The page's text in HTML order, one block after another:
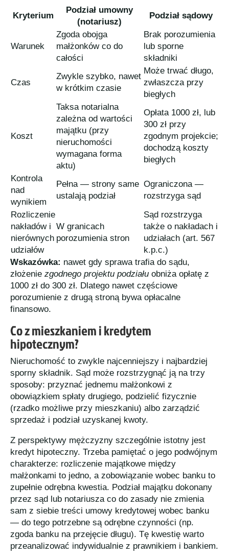
Kryterium
Podział umowny
(notariusz)
Podział sądowy
Warunek
Zgoda obojga
małżonków co do
całości
Brak porozumienia
lub sporne
składniki
Czas
Zwykle szybko, nawet
w krótkim czasie
Może trwać długo,
zwłaszcza przy
biegłych
Koszt
Taksa notarialna
zależna od wartości
majątku (przy
nieruchomości
wymagana forma
aktu)
Opłata 1000 zł, lub
300 zł przy
zgodnym projekcie;
dochodzą koszty
biegłych
Kontrola
nad
wynikiem
Pełna — strony same
ustalają podział
Ograniczona —
rozstrzyga sąd
Rozliczenie
nakładów i
nierównych
udziałów
W granicach
porozumienia stron
Sąd rozstrzyga
także o nakładach i
udziałach (art. 567
k.p.c.)
Wskazówka: nawet gdy sprawa trafia do sądu,
złożenie zgodnego projektu podziału obniża opłatę z
1000 zł do 300 zł. Dlatego nawet częściowe
porozumienie z drugą stroną bywa opłacalne
finansowo.
Co z mieszkaniem i kredytem
hipotecznym?
Nieruchomość to zwykle najcenniejszy i najbardziej
sporny składnik. Sąd może rozstrzygnąć ją na trzy
sposoby: przyznać jednemu małżonkowi z
obowiązkiem spłaty drugiego, podzielić fizycznie
(rzadko możliwe przy mieszkaniu) albo zarządzić
sprzedaż i podział uzyskanej kwoty.
Z perspektywy mężczyzny szczególnie istotny jest
kredyt hipoteczny. Trzeba pamiętać o jego podwójnym
charakterze: rozliczenie majątkowe między
małżonkami to jedno, a zobowiązanie wobec banku to
zupełnie odrębna kwestia. Podział majątku dokonany
przez sąd lub notariusza co do zasady nie zmienia
sam z siebie treści umowy kredytowej wobec banku
— do tego potrzebne są odrębne czynności (np.
zgoda banku na przejęcie długu). Tę kwestię warto
przeanalizować indywidualnie z prawnikiem i bankiem.